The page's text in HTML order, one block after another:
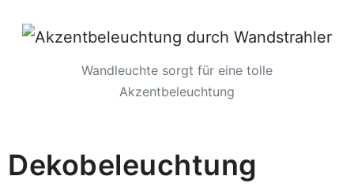
Wandleuchte sorgt für eine tolle
Akzentbeleuchtung
Dekobeleuchtung